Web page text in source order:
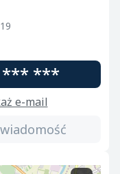
*** ***
e-mail